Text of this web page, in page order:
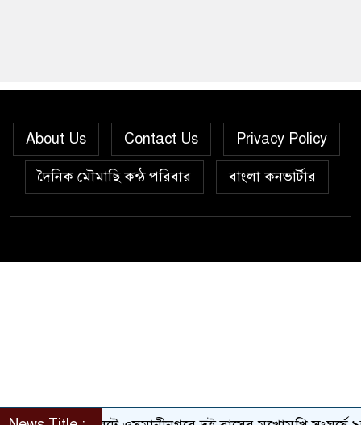
About Us Contact Us Privacy Policy
দৈনিক মৌমাছি কন্ঠ পরিবার বাংলা কনভার্টার